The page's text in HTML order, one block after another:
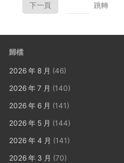
下一頁
跳轉
歸檔
2026 年 8 月 (46)
2026 年 7 月 (140)
2026 年 6 月 (141)
2026 年 5 月 (144)
2026 年 4 月 (141)
2026 年 3 月 (70)